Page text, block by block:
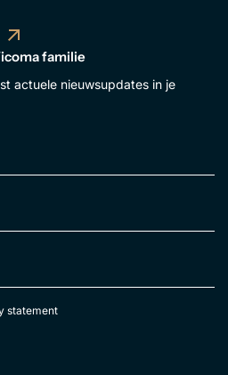
familie
actuele nieuwsupdates in je
statement